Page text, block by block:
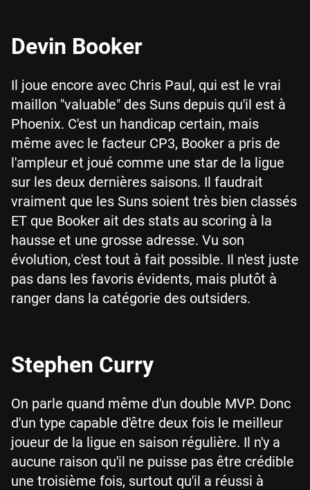
Devin Booker
Il joue encore avec Chris Paul, qui est le vrai
maillon "valuable" des Suns depuis qu'il est à
Phoenix. C'est un handicap certain, mais
même avec le facteur CP3, Booker a pris de
l'ampleur et joué comme une star de la ligue
sur les deux dernières saisons. Il faudrait
vraiment que les Suns soient très bien classés
ET que Booker ait des stats au scoring à la
hausse et une grosse adresse. Vu son
évolution, c'est tout à fait possible. Il n'est juste
pas dans les favoris évidents, mais plutôt à
ranger dans la catégorie des outsiders.
Stephen Curry
On parle quand même d'un double MVP. Donc
d'un type capable d'être deux fois le meilleur
joueur de la ligue en saison régulière. Il n'y a
aucune raison qu'il ne puisse pas être crédible
une troisième fois, surtout qu'il a réussi à